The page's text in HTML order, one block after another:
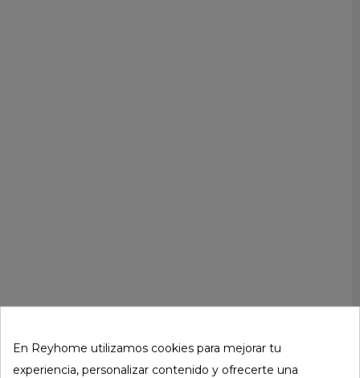
En Reyhome utilizamos cookies para mejorar tu
experiencia, personalizar contenido y ofrecerte una